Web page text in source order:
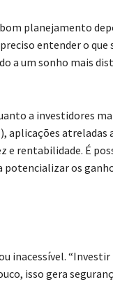
planejamento
entender o que
a um sonho mais
a investidores
aplicações atreladas
e rentabilidade. É
os
inacessível. “Investir
isso gera